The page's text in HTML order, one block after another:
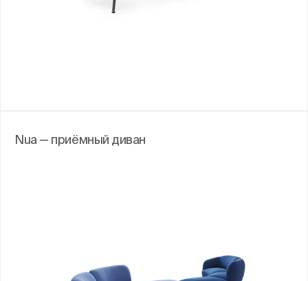
Nua — приёмный диван